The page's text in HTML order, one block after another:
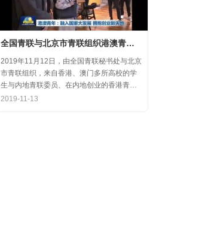
全国青联与北京市青联组织港澳青年代表参访氪空间
2019年11月12日，由全国青联秘书处与北京
市青联组织，来自香港、澳门多所高校的学
生与内地青联委员、在内地创业的香港青年
代表，围绕“融入国家大发展，拥抱创业新天
2019-11-13